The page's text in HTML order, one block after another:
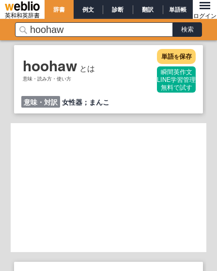
英和和英辞書
辞書 例文 診断 翻訳 単語帳
ログイン
hoohaw とは
意味・読み方・使い方
単語を保存
瞬間英作文
LINE学習管理
無料で試す
意味・対訳 女性器；まんこ